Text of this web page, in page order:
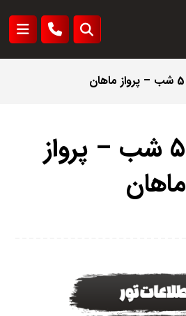
تور دبی 5 شب – پرواز
ماهان